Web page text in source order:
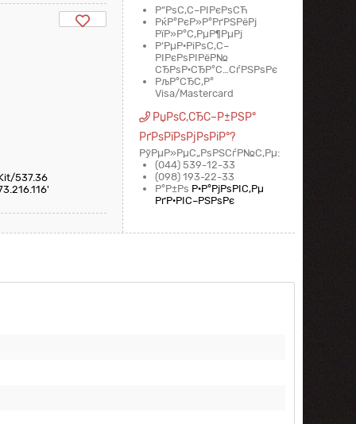
537.36
Р“РѕС‚С–РІРєРѕСЋ
РќР°РєР»Р°РґРЅРёРј
РїР»Р°С‚РµР¶РµРј
Р‘РµР·РіРѕС‚С–
РІРєРѕРІРёР№
СЂРѕР·СЂР°С…СѓРЅРѕРє
РљР°СЂС‚Р°
Visa/Mastercard
РџРѕС‚СЂС–Р±РЅР°
РґРѕРїРѕРјРѕРіР°?
РўРµР»РµС„РѕРЅСѓР№С‚Рµ:
(044) 539-12-33
(098) 193-22-33
Р°Р±Рѕ Р·Р°РјРѕРІС‚Рµ
РґР·РІС–РЅРѕРє